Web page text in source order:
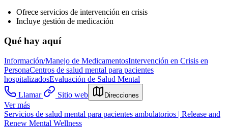
Ofrece servicios de intervención en crisis
Incluye gestión de medicación
Qué hay aquí
Información/Manejo de MedicamentosIntervención en Crisis en
PersonaCentros de salud mental para pacientes
hospitalizadosEvaluación de Salud Mental
Llamar
Sitio web Direcciones
Ver más
Servicios de salud mental para pacientes ambulatorios | Release and
Renew Mental Wellness